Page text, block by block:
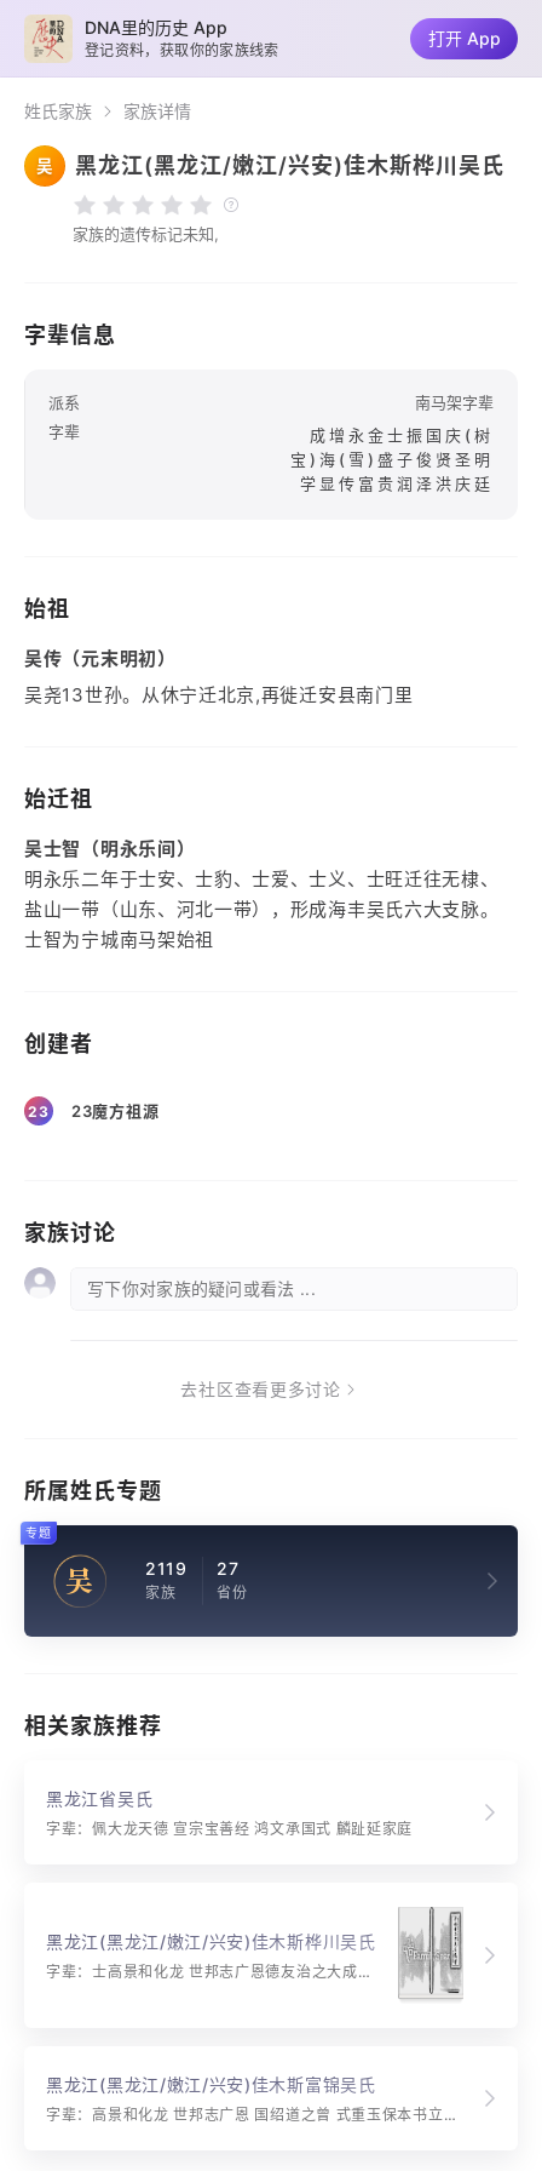
姓氏家族 家族详情
吴 黑龙江(黑龙江/嫩江/兴安)佳木斯桦川吴氏
家族的遗传标记未知,
字辈信息
派系
南马架字辈
字辈
成增永金士振国庆(树
宝)海(雪)盛子俊贤圣明
学显传富贵润泽洪庆廷
始祖
吴传（元末明初）
吴尧13世孙。从休宁迁北京,再徙迁安县南门里
始迁祖
吴士智（明永乐间）
明永乐二年于士安、士豹、士爱、士义、士旺迁往无棣、
盐山一带（山东、河北一带），形成海丰吴氏六大支脉。
士智为宁城南马架始祖
创建者
23 23魔方祖源
家族讨论
写下你对家族的疑问或看法 ...
去社区查看更多讨论
所属姓氏专题
吴 2119
家族
27
省份
专题
相关家族推荐
黑龙江省吴氏
字辈：佩大龙天德 宣宗宝善经 鸿文承国式 麟趾延家庭
黑龙江(黑龙江/嫩江/兴安)佳木斯桦川吴氏
字辈：士高景和化龙 世邦志广恩德友治之大成增永金士振国庆德盛 子俊贤圣明 学显传富贵 润泽洪庆廷
黑龙江(黑龙江/嫩江/兴安)佳木斯富锦吴氏
字辈：高景和化龙 世邦志广恩 国绍道之曾 式重玉保本书立业为善成家文明贤良如意瑞祥继传宗德英俊繁昌
DNA里的历史 App
登记资料，获取你的家族线索
打开 App